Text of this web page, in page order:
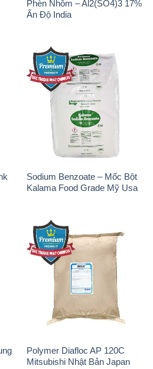
Phèn Nhôm – Al2(SO4)3 17%
Ấn Độ India
Sodium Benzoate – Mốc Bột
Kalama Food Grade Mỹ Usa
Polymer Diafloc AP 120C
Mitsubishi Nhật Bản Japan